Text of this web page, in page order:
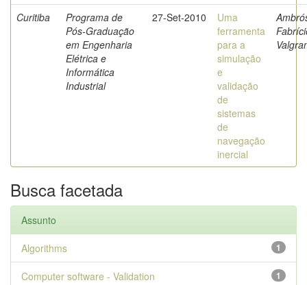
Curitiba
Programa de
Pós-Graduação
em Engenharia
Elétrica e
Informática
Industrial
27-Set-2010
Uma
ferramenta
para a
simulação
e
validação
de
sistemas
de
navegação
inercial
Busca facetada
Assunto
1
Algorithms
1
Computer software - Validation